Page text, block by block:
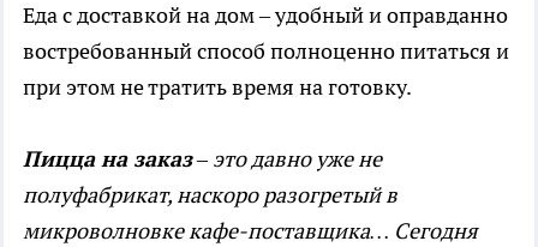
Еда с доставкой на дом – удобный и оправданно
востребованный способ полноценно питаться и
при этом не тратить время на готовку.
Пицца на заказ– это давно уже не
полуфабрикат, наскоро разогретый в
микроволновке кафе-поставщика… Сегодня